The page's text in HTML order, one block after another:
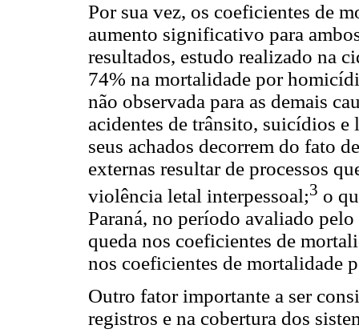
Por sua vez, os coeficientes de
aumento significativo para
resultados, estudo realizado na
74% na mortalidade por
não observada para as demais
acidentes de trânsito, suicídios
seus achados decorrem do fato
externas resultar de processos
violência letal interpessoal;3 o
Paraná, no período avaliado
queda nos coeficientes de
nos coeficientes de mortalidade
Outro fator importante a ser
registros e na cobertura dos